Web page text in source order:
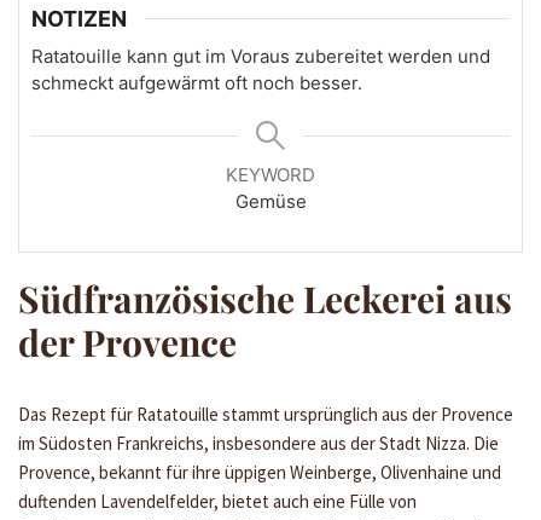
NOTIZEN
Ratatouille kann gut im Voraus zubereitet werden und
schmeckt aufgewärmt oft noch besser.
KEYWORD
Gemüse
Südfranzösische Leckerei aus
der Provence
Das Rezept für Ratatouille stammt ursprünglich aus der Provence
im Südosten Frankreichs, insbesondere aus der Stadt Nizza. Die
Provence, bekannt für ihre üppigen Weinberge, Olivenhaine und
duftenden Lavendelfelder, bietet auch eine Fülle von